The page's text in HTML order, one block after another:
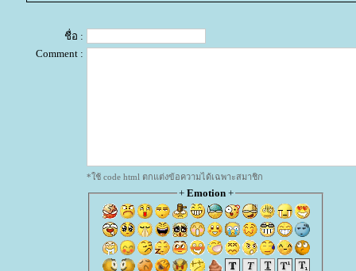
ชื่อ :
Comment :
*ใช้ code html ตกแต่งข้อความได้เฉพาะสมาชิก
+ Emotion+